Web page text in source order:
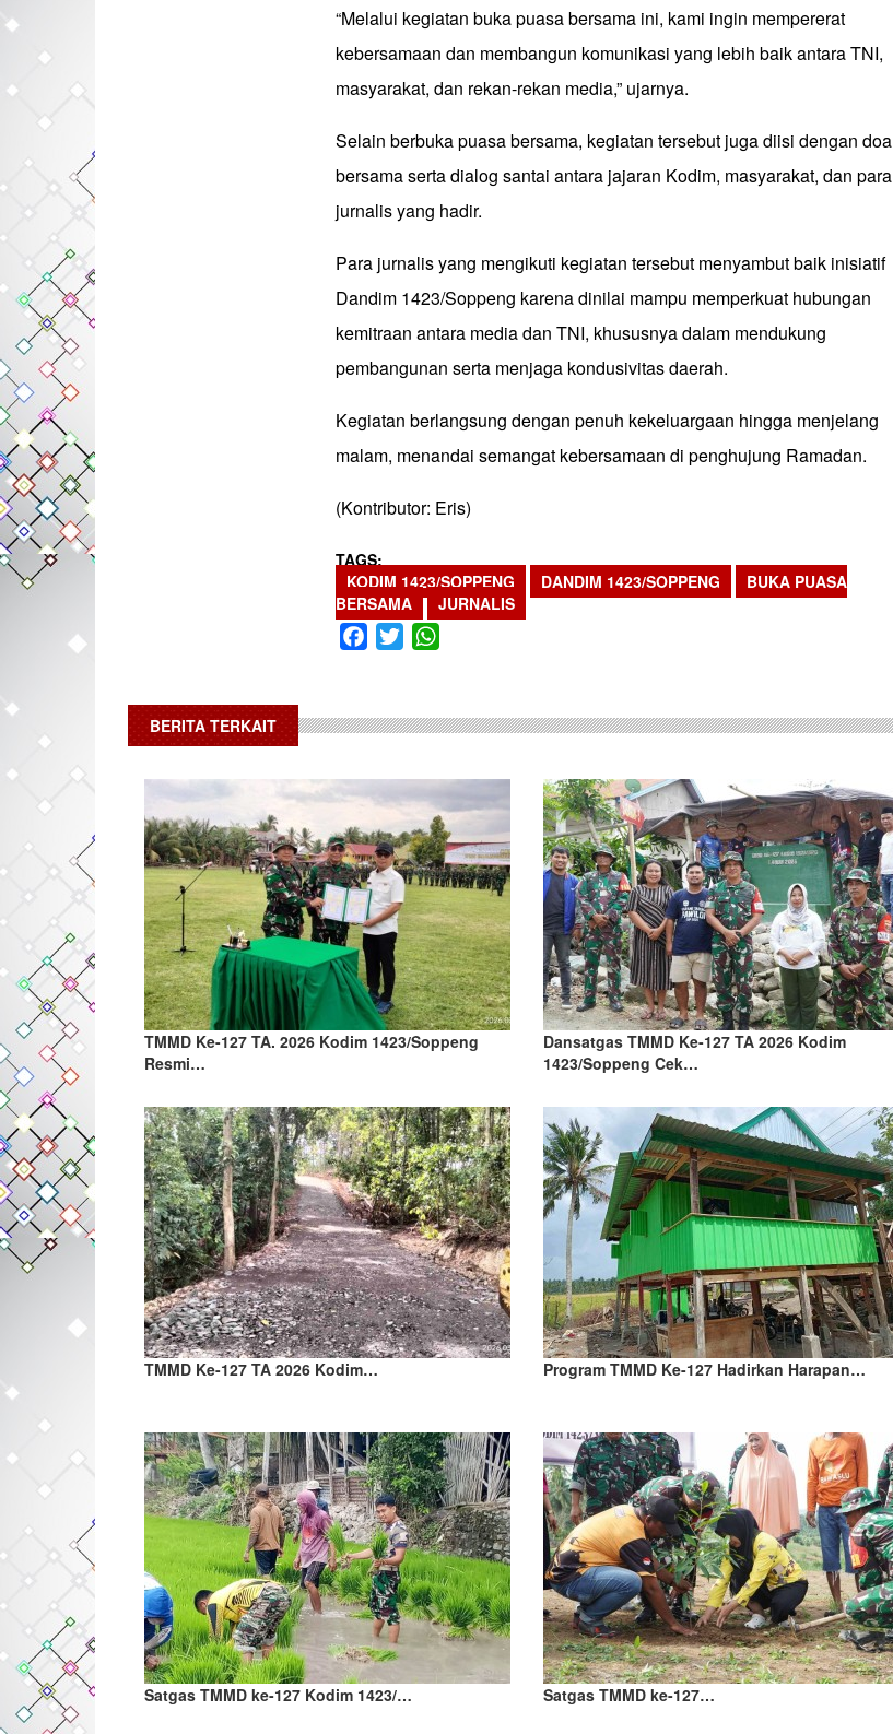
“Melalui kegiatan buka puasa bersama ini, kami ingin mempererat
kebersamaan dan membangun komunikasi yang lebih baik antara TNI,
masyarakat, dan rekan-rekan media,” ujarnya.
Selain berbuka puasa bersama, kegiatan tersebut juga diisi dengan doa
bersama serta dialog santai antara jajaran Kodim, masyarakat, dan para
jurnalis yang hadir.
Para jurnalis yang mengikuti kegiatan tersebut menyambut baik inisiatif
Dandim 1423/Soppeng karena dinilai mampu memperkuat hubungan
kemitraan antara media dan TNI, khususnya dalam mendukung
pembangunan serta menjaga kondusivitas daerah.
Kegiatan berlangsung dengan penuh kekeluargaan hingga menjelang
malam, menandai semangat kebersamaan di penghujung Ramadan.
(Kontributor: Eris)
TAGS
KODIM 1423/SOPPENG
DANDIM 1423/SOPPENG
BUKA PUASA
BERSAMA
JURNALIS
Facebook
Twitter
BERITA TERKAIT
TMMD Ke-127 TA. 2026 Kodim 1423/Soppeng
Resmi…
Dansatgas TMMD Ke-127 TA 2026 Kodim
1423/Soppeng Cek…
TMMD Ke-127 TA 2026 Kodim… Program TMMD Ke-127 Hadirkan Harapan…
Satgas TMMD ke-127 Kodim 1423/… Satgas TMMD ke-127…